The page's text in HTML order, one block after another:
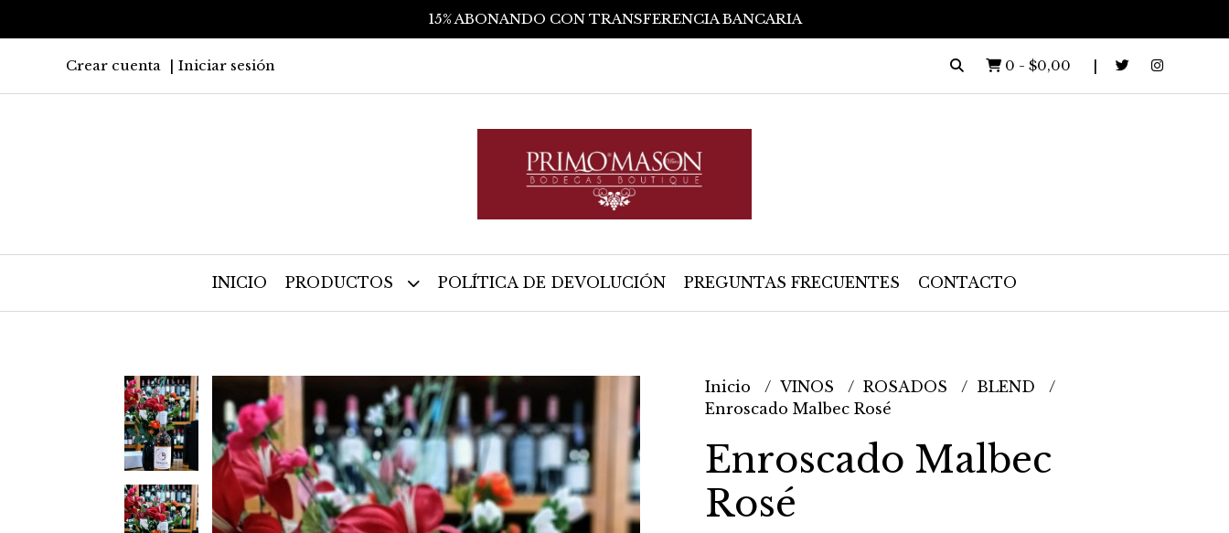
15% ABONANDO CON TRANSFERENCIA BANCARIA
Crear cuenta Iniciar sesión 0 - $0,00
INICIO PRODUCTOS POLÍTICA DE DEVOLUCIÓN PREGUNTAS FRECUENTES CONTACTO
Inicio VINOS ROSADOS
BLEND
Enroscado Malbec Rosé
Enroscado Malbec
Rosé